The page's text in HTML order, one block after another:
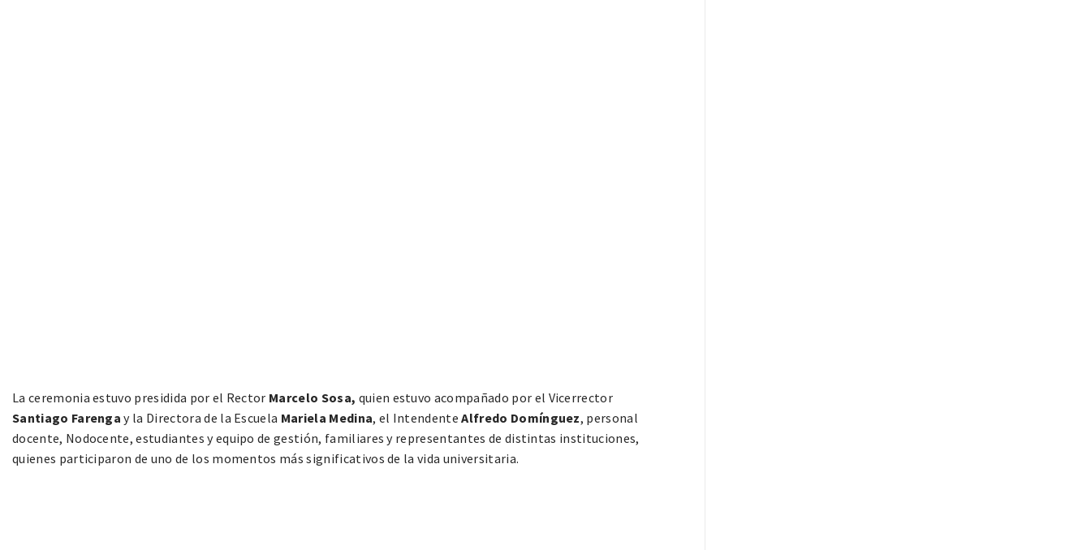
La ceremonia estuvo presidida por el Rector Marcelo Sosa, quien estuvo acompañado por el Vicerrector
Santiago Farenga y la Directora de la Escuela Mariela Medina, el IntendenteAlfredo Domínguez, personal
docente, Nodocente, estudiantes y equipo de gestión, familiares y representantes de distintas instituciones,
quienes participaron de uno de los momentos más significativos de la vida universitaria.